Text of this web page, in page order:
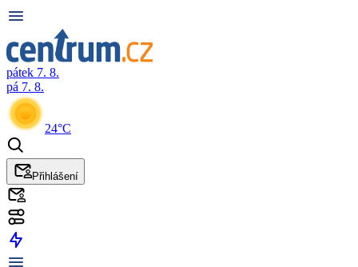
pátek 7. 8.
pá 7. 8.
24°C
Přihlášení